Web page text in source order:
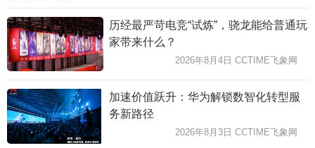
历经最严苛电竞“试炼”，骁龙能给普通玩
家带来什么？
2026年8月4日 CCTIME飞象网
加速价值跃升：华为解锁数智化转型服
务新路径
2026年8月3日 CCTIME飞象网